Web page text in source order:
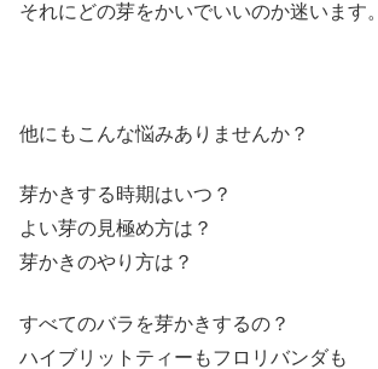
それにどの芽をかいでいいのか迷います。
他にもこんな悩みありませんか？
芽かきする時期はいつ？
よい芽の見極め方は？
芽かきのやり方は？
すべてのバラを芽かきするの？
ハイブリットティーもフロリバンダも